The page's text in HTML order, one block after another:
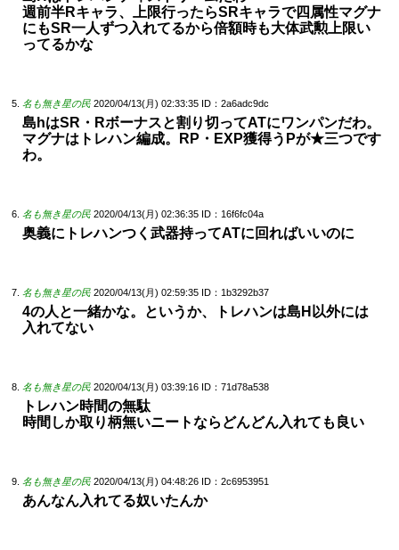
週前半Rキャラ、上限行ったらSRキャラで四属性マグナ
にもSR一人ずつ入れてるから倍額時も大体武勲上限い
ってるかな
名も無き星の民 2020/04/13(月) 02:33:35 ID：2a6adc9dc
島hはSR・Rボーナスと割り切ってATにワンパンだわ。
マグナはトレハン編成。RP・EXP獲得うPが★三つです
わ。
名も無き星の民 2020/04/13(月) 02:36:35 ID：16f6fc04a
奥義にトレハンつく武器持ってATに回ればいいのに
名も無き星の民 2020/04/13(月) 02:59:35 ID：1b3292b37
4の人と一緒かな。というか、トレハンは島H以外には
入れてない
名も無き星の民 2020/04/13(月) 03:39:16 ID：71d78a538
トレハン時間の無駄
時間しか取り柄無いニートならどんどん入れても良い
名も無き星の民 2020/04/13(月) 04:48:26 ID：2c6953951
あんなん入れてる奴いたんか